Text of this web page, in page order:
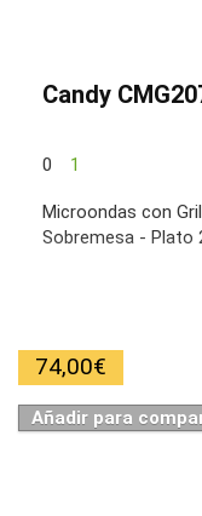
Candy
0 1
Microondas con
Sobremesa - Plato
74,00€
Añadir para